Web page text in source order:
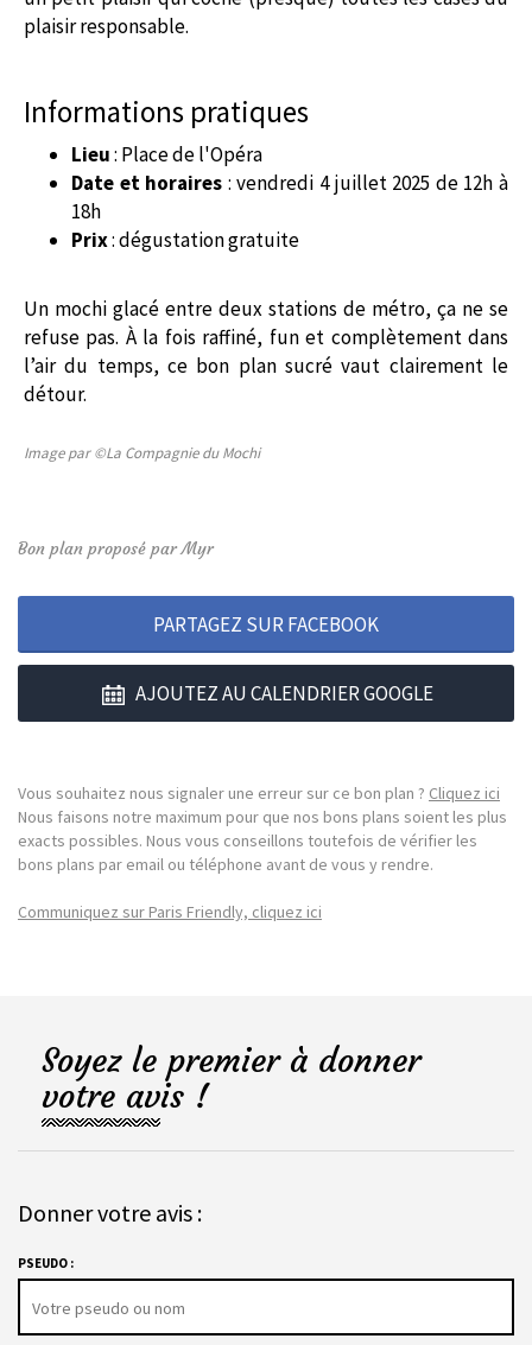
plaisir responsable.
Informations pratiques
Lieu: Place de l'Opéra
Date et horaires : vendredi 4 juillet 2025 de 12h à
18h
Prix: dégustation gratuite
Un mochi glacé entre deux stations de métro, ça ne se
refuse pas. À la fois raffiné, fun et complètement dans
l’air du temps, ce bon plan sucré vaut clairement le
détour.
Image par ©La Compagnie du Mochi
Bon plan proposé par Myr
PARTAGEZ SUR FACEBOOK
AJOUTEZ AU CALENDRIER GOOGLE
Vous souhaitez nous signaler une erreur sur ce bon plan ? Cliquez ici
Nous faisons notre maximum pour que nos bons plans soient les plus
exacts possibles. Nous vous conseillons toutefois de vérifier les
bons plans par email ou téléphone avant de vous y rendre.
Communiquez sur Paris Friendly, cliquez ici
Soyez le premier à donner
votre avis !
Donner votre avis :
PSEUDO :